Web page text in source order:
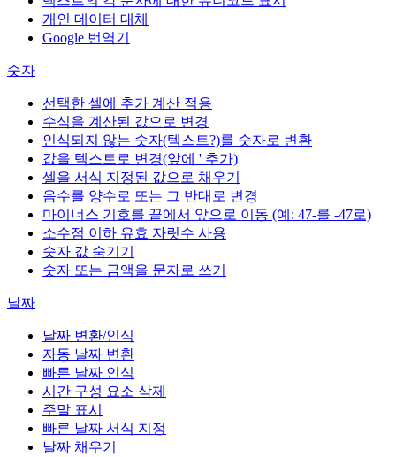
개인 데이터 대체
Google 번역기
숫자
선택한 셀에 추가 계산 적용
수식을 계산된 값으로 변경
인식되지 않는 숫자(텍스트?)를 숫자로 변환
값을 텍스트로 변경(앞에 ' 추가)
셀을 서식 지정된 값으로 채우기
음수를 양수로 또는 그 반대로 변경
마이너스 기호를 끝에서 앞으로 이동 (예: 47-를 -47로)
소수점 이하 유효 자릿수 사용
숫자 값 숨기기
숫자 또는 금액을 문자로 쓰기
날짜
날짜 변환/인식
자동 날짜 변환
빠른 날짜 인식
시간 구성 요소 삭제
주말 표시
빠른 날짜 서식 지정
날짜 채우기